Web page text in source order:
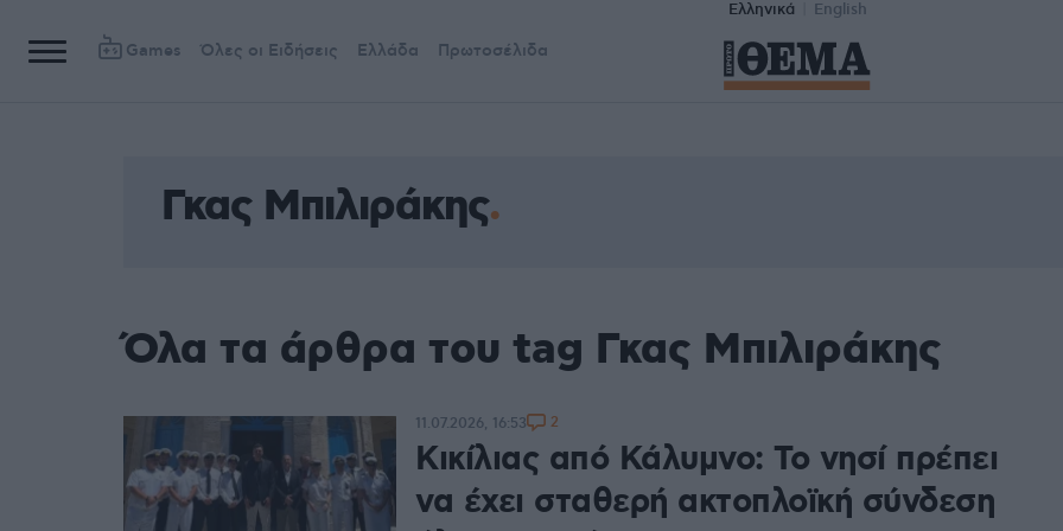
Ελληνικά English
Games Όλες οι Ειδήσεις Ελλάδα Πρωτοσέλιδα
Γκας Μπιλιράκης
Όλα τα άρθρα του tag Γκας Μπιλιράκης
Κικίλιας από Κάλυμνο: Το νησί πρέπει
να έχει σταθερή ακτοπλοϊκή σύνδεση
11.07.2026, 16:53 2